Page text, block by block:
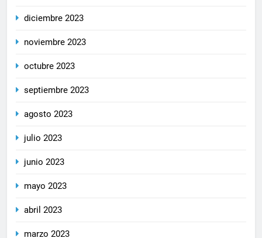
diciembre 2023
noviembre 2023
octubre 2023
septiembre 2023
agosto 2023
julio 2023
junio 2023
mayo 2023
abril 2023
marzo 2023